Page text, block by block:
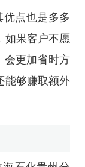
点也是多多
如果客户不愿
会更加省时方
能够赚取额外